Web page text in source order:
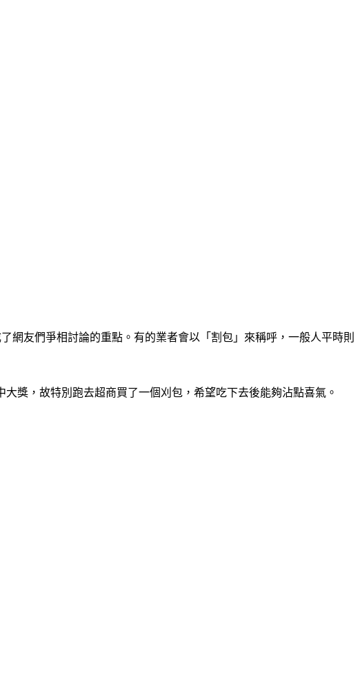
網友們爭相討論的重點。有的業者會以「割包」來稱呼，一般人平時則
獎，故特別跑去超商買了一個刈包，希望吃下去後能夠沾點喜氣。